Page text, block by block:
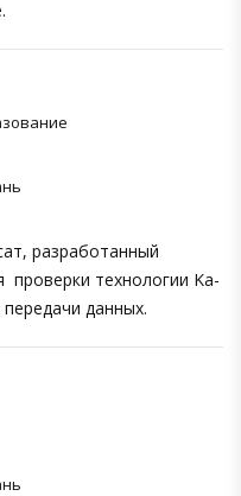
разработанный
технологии Ka-
данных.